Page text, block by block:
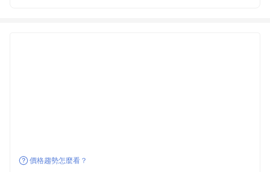
價格趨勢怎麼看？